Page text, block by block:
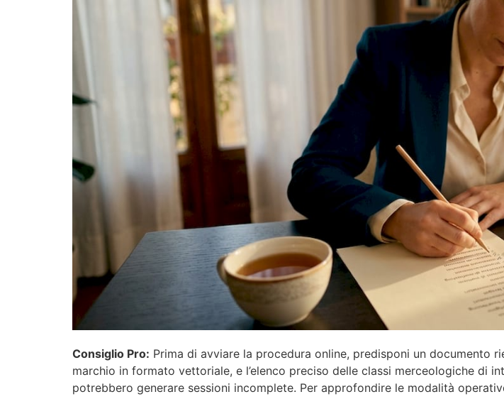
Consiglio Pro: Prima di avviare la procedura online, predisponi un
marchio in formato vettoriale, e l’elenco preciso delle classi merceologiche di
potrebbero generare sessioni incomplete. Per approfondire le modalità